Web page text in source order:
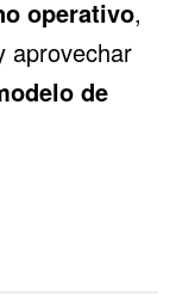
operativo,
aprovechar
de